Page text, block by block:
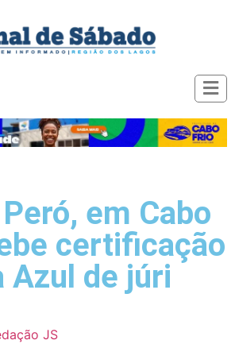
em Cabo
certificação
Azul de júri
JS